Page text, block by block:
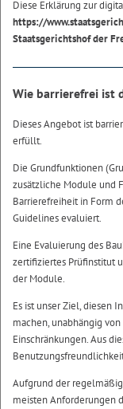
Diese Erklärung zur
https://
Staatsgerichtshof der
Wie barrierefrei ist
Dieses Angebot ist
erfüllt.
Die Grundfunktionen
zusätzliche Module und
Barrierefreiheit in Form
Guidelinesevaluiert.
Eine Evaluierung des
zertifiziertes Prüfinstitut
der Module.
Es ist unser Ziel, diesen
machen, unabhängig
Einschränkungen. Aus
Aufgrund der
meisten Anforderungen